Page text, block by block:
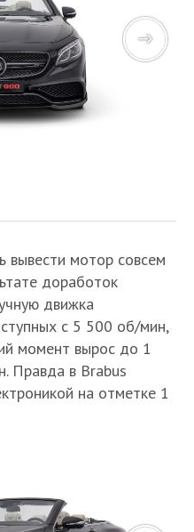
вывести мотор совсем
доработок
движка
с 5 500 об/мин,
момент вырос до 1
Правда в Brabus
на отметке 1